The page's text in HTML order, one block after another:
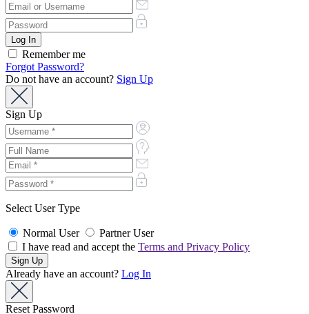
Remember me
Forgot Password?
Do not have an account? Sign Up
Sign Up
Select User Type
Normal User
Partner User
I have read and accept the Terms and Privacy Policy
Already have an account? Log In
Reset Password